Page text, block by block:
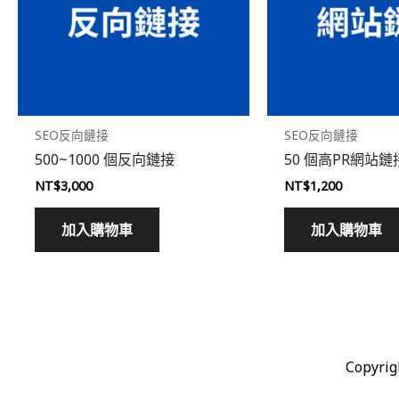
SEO反向鏈接
500~1000 個反向鏈接
NT$3,000
加入購物車
SEO反向鏈接
50 個高PR網站鏈
NT$1,200
加入購物車